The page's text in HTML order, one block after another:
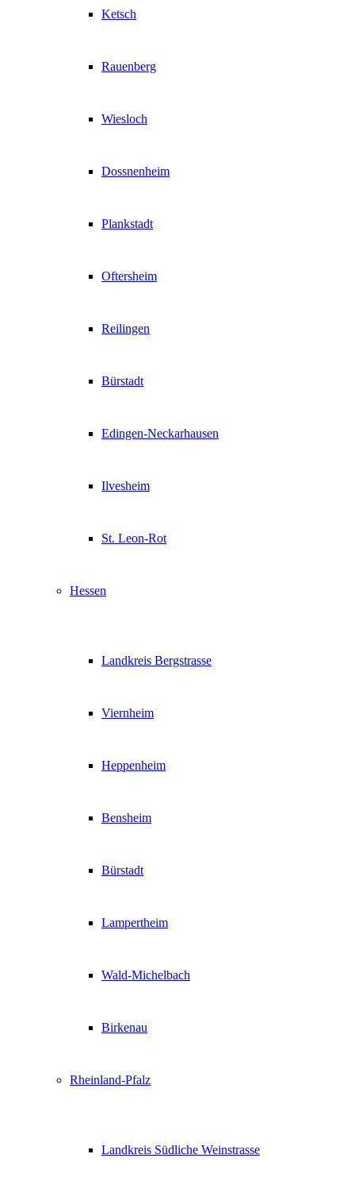
Ketsch
Rauenberg
Wiesloch
Dossnenheim
Plankstadt
Oftersheim
Reilingen
Bürstadt
Edingen-Neckarhausen
Ilvesheim
St. Leon-Rot
Hessen
Landkreis Bergstrasse
Viernheim
Heppenheim
Bensheim
Bürstadt
Lampertheim
Wald-Michelbach
Birkenau
Rheinland-Pfalz
Landkreis Südliche Weinstrasse